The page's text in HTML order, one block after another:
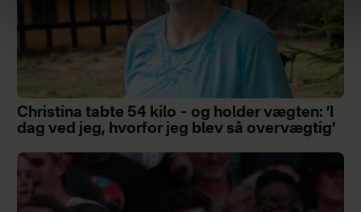
Christina tabte 54 kilo – og holder vægten: ’I
dag ved jeg, hvorfor jeg blev så overvægtig’